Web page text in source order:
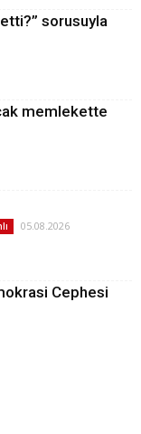
sorusuyla
memlekette
05.08.2026
Cephesi